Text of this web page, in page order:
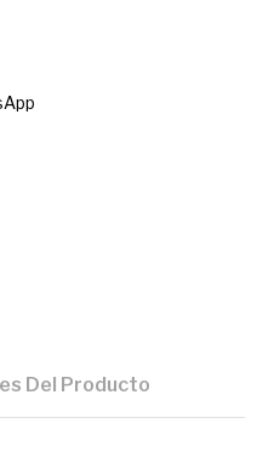
Del Producto